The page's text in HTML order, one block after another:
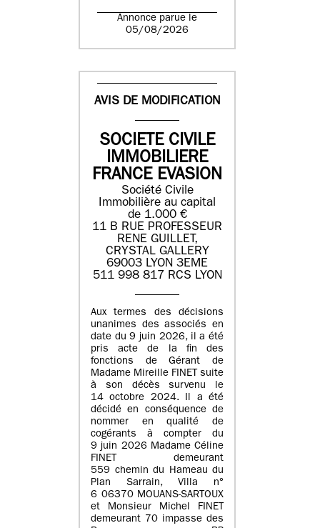
Annonce parue le
05/08/2026
AVIS DE MODIFICATION
SOCIETE CIVILE
IMMOBILIERE
FRANCE EVASION
Société Civile
Immobilière au capital
de 1.000 €
11 B RUE PROFESSEUR
RENE GUILLET,
CRYSTAL GALLERY
69003 LYON 3EME
511 998 817 RCS LYON
Aux termes des décisions
unanimes des associés en
date du 9 juin 2026, il a été
pris acte de la fin des
fonctions de Gérant de
Madame Mireille FINET suite
à son décès survenu le
14 octobre 2024. Il a été
décidé en conséquence de
nommer en qualité de
cogérants à compter du
9 juin 2026 Madame Céline
FINET demeurant
559 chemin du Hameau du
Plan Sarrain, Villa n°
6 06370 MOUANS-SARTOUX
et Monsieur Michel FINET
demeurant 70 impasse des